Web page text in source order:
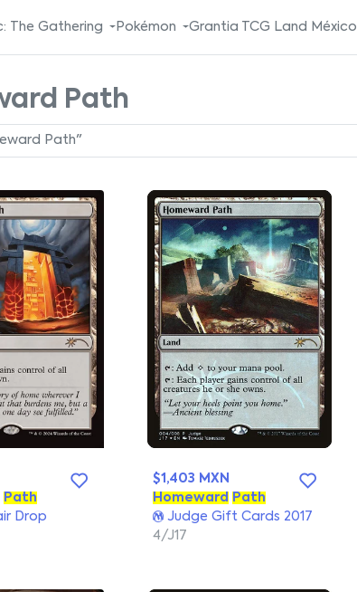
The Gathering Pokémon Grantia TCG Land México
Path
Path
Drop
$1,403 MXN
Homeward
Path
Judge Gift Cards 2017
4/J17